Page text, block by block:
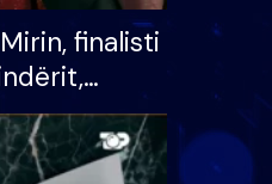
finalisti
divorci